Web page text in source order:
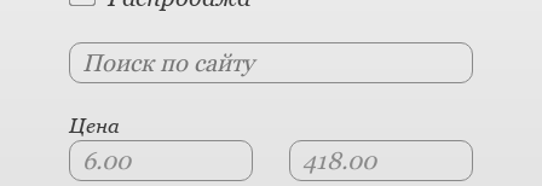
Цена